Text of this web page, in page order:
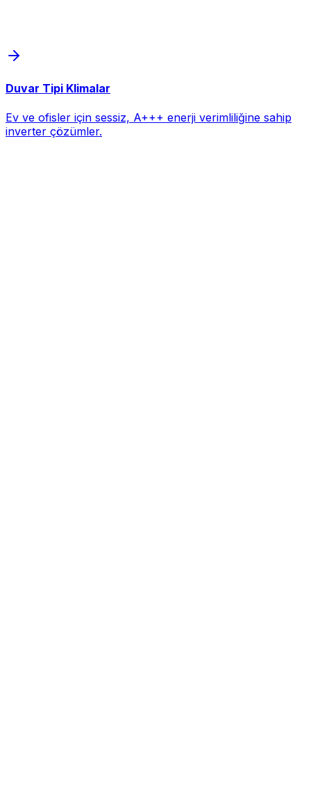
Duvar Tipi Klimalar
Ev ve ofisler için sessiz, A+++ enerji verimliliğine sahip
inverter çözümler.